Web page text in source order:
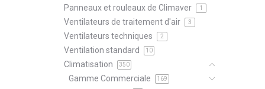
Panneaux et rouleaux de Climaver 1
Ventilateurs de traitement d'air 3
Ventilateurs techniques 2
Ventilation standard 10
Climatisation 350
Gamme Commerciale 169